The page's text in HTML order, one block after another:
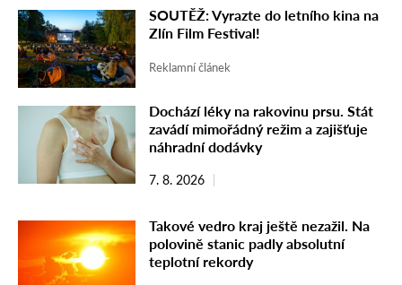
SOUTĚŽ: Vyrazte do letního kina na
Zlín Film Festival!
Reklamní článek
Dochází léky na rakovinu prsu. Stát
zavádí mimořádný režim a zajišťuje
náhradní dodávky
7. 8. 2026
Takové vedro kraj ještě nezažil. Na
polovině stanic padly absolutní
teplotní rekordy